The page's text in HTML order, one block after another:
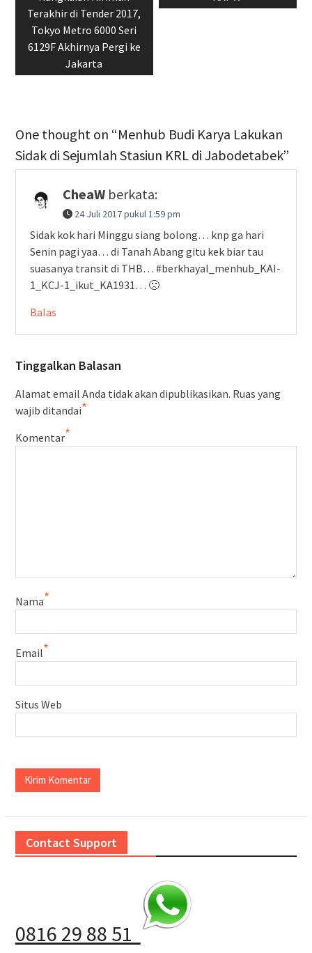
Terakhir di Tender 2017,
Tokyo Metro 6000 Seri
6129F Akhirnya Pergi ke
Jakarta
One thought on “Menhub Budi Karya Lakukan
Sidak di Sejumlah Stasiun KRL di Jabodetabek”
CheaW berkata:
24 Juli 2017 pukul 1:59 pm
Sidak kok hari Minggu siang bolong… knp ga hari
Senin pagi yaa… di Tanah Abang gitu kek biar tau
suasanya transit di THB… #berkhayal_menhub_KAI-
1_KCJ-1_ikut_KA1931… 🙁
Balas
Tinggalkan Balasan
Alamat email Anda tidak akan dipublikasikan. Ruas yang
wajib ditandai*
Komentar*
Nama*
Email*
Situs Web
Contact Support
0816 29 88 51